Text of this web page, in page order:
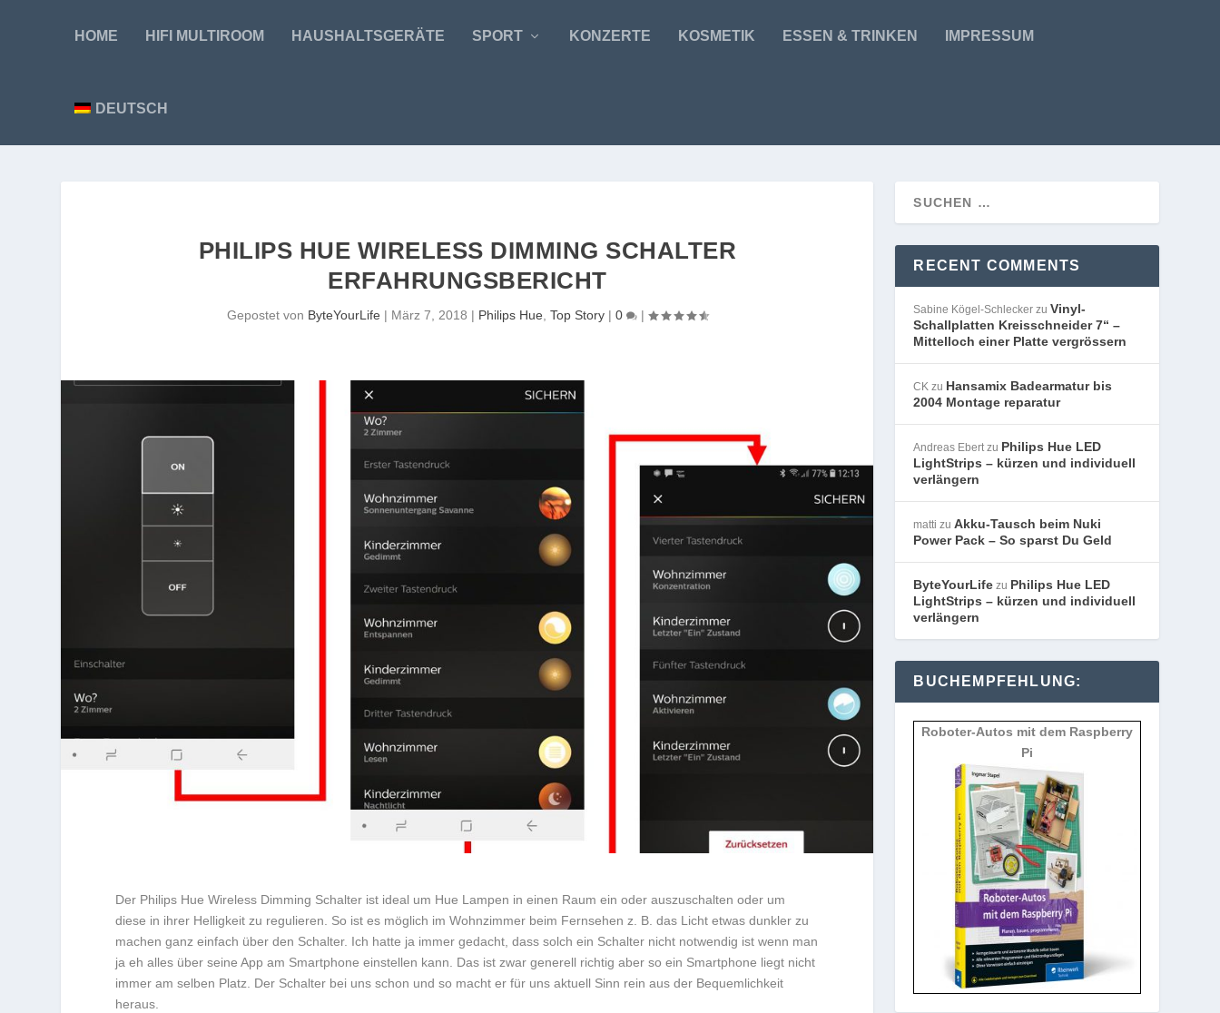
HOME HIFI MULTIROOM HAUSHALTSGERÄTE SPORT KONZERTE KOSMETIK ESSEN & TRINKEN IMPRESSUM
DEUTSCH
PHILIPS HUE WIRELESS DIMMING SCHALTER
ERFAHRUNGSBERICHT
Gepostet von ByteYourLife | März 7, 2018 | Philips Hue Top Story| 0 |
Der Philips Hue Wireless Dimming Schalter ist ideal um Hue Lampen in einen Raum ein oder auszuschalten oder um
diese in ihrer Helligkeit zu regulieren. So ist es möglich im Wohnzimmer beim Fernsehen z. B. das Licht etwas dunkler zu
machen ganz einfach über den Schalter. Ich hatte ja immer gedacht, dass solch ein Schalter nicht notwendig ist wenn man
ja eh alles über seine App am Smartphone einstellen kann. Das ist zwar generell richtig aber so ein Smartphone liegt nicht
immer am selben Platz. Der Schalter bei uns schon und so macht er für uns aktuell Sinn rein aus der Bequemlichkeit
heraus.
RECENT COMMENTS
Sabine Kögel-Schlecker zuVinyl-
Schallplatten Kreisschneider 7“ –
Mittelloch einer Platte vergrössern
CK zu Hansamix Badearmatur bis
2004 Montage reparatur
Andreas Ebertzu Philips Hue LED
LightStrips – kürzen und individuell
verlängern
matti zuAkku-Tausch beim Nuki
Power Pack – So sparst Du Geld
ByteYourLife zu Philips Hue LED
LightStrips – kürzen und individuell
verlängern
BUCHEMPFEHLUNG:
Roboter-Autos mit dem Raspberry
Pi